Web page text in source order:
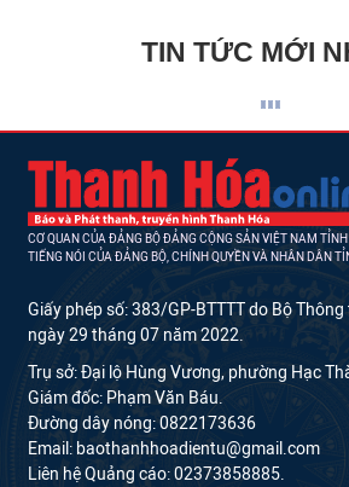
TIN TỨC MỚI
CƠ QUAN CỦA ĐẢNG BỘ ĐẢNG CỘNG SẢN VIỆT NAM
TIẾNG NÓI CỦA ĐẢNG BỘ, CHÍNH QUYỀN VÀ NHÂN DÂN
Giấy phép số: 383/GP-BTTTT do Bộ
ngày 29 tháng 07 năm 2022.
Trụ sở: Đại lộ Hùng Vương, phường Hạc
Giám đốc: Phạm Văn Báu.
Đường dây nóng: 0822173636
Email: baothanhhoadientu@gmail.com
Liên hệ Quảng cáo: 02373858885.